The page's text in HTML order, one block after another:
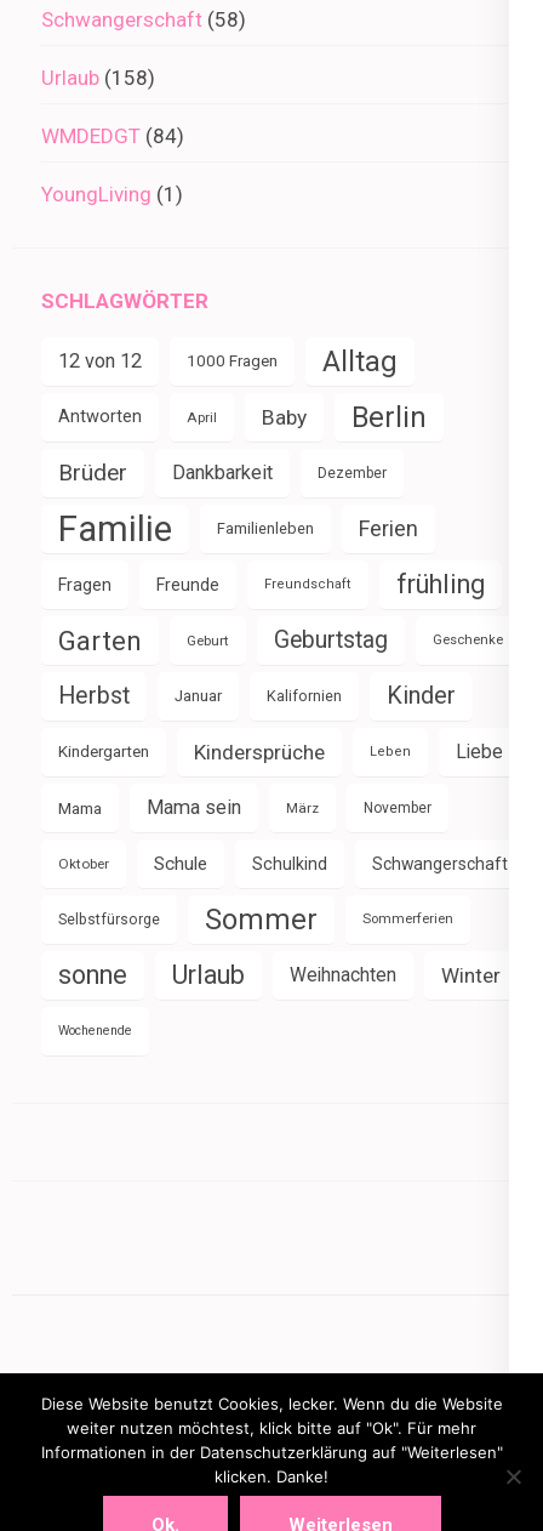
Schwangerschaft (58)
Urlaub (158)
WMDEDGT (84)
YoungLiving (1)
SCHLAGWÖRTER
12 von 12 1000 Fragen Alltag
Antworten April Baby Berlin
Brüder Dankbarkeit Dezember
Familie Familienleben Ferien
Fragen Freunde Freundschaft frühling
Garten Geburt Geburtstag Geschenke
Herbst Januar Kalifornien Kinder
Kindergarten Kindersprüche Leben Liebe
Mama Mama sein März November
Oktober Schule Schulkind Schwangerschaft
Selbstfürsorge Sommer Sommerferien
sonne Urlaub Weihnachten Winter
Wochenende
mamasbusiness.de
Diese Website benutzt Cookies, lecker. Wenn du die Website
weiter nutzen möchtest, klick bitte auf "Ok". Für mehr
Informationen in der Datenschutzerklärung auf "Weiterlesen"
klicken. Danke!
Ok. Weiterlesen